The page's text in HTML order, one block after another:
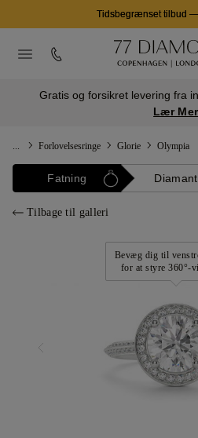
Tidsbegrænset tilbud —
Gratis og forsikret levering fra
Lær
Forlovelsesringe Glorie Olympia
Fatning Diamant
Tilbage til galleri
Bevæg dig til
for at styre 360°-